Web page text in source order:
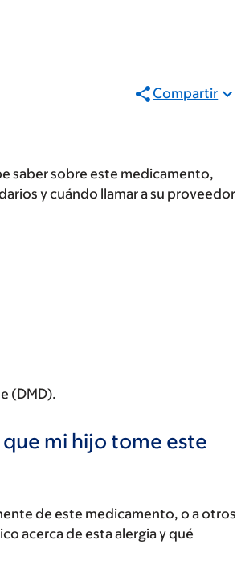
Compartir
saber sobre este medicamento,
y cuándo llamar a su proveedor
(DMD).
que mi hijo tome este
de este medicamento, o a otros
acerca de esta alergia y qué